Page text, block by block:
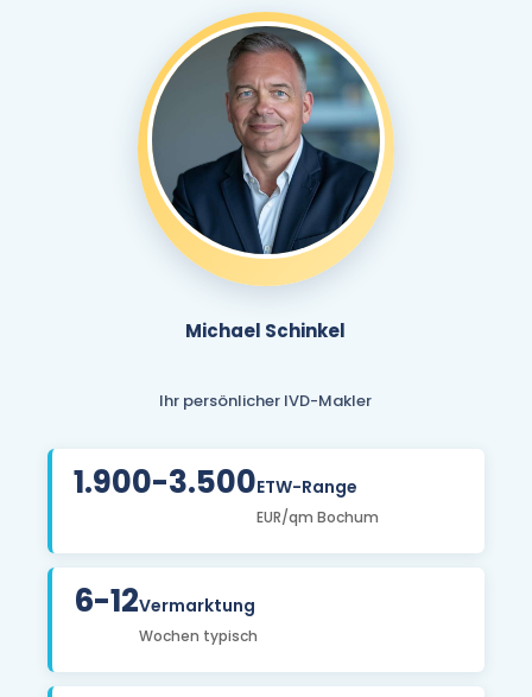
Michael Schinkel
Ihr persönlicher IVD-Makler
1.900-3.500ETW-Range
EUR/qm Bochum
6-12Vermarktung
Wochen typisch